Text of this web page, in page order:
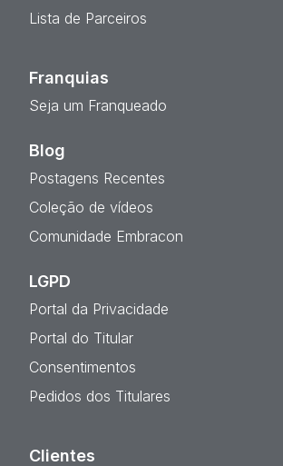
Lista de Parceiros
Franquias
Seja um Franqueado
Blog
Postagens Recentes
Coleção de vídeos
Comunidade Embracon
LGPD
Portal da Privacidade
Portal do Titular
Consentimentos
Pedidos dos Titulares
Clientes